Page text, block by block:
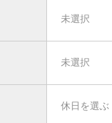
未選択
未選択
休日を選ぶ